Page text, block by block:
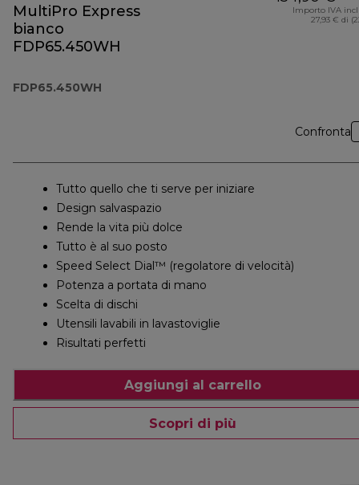
MultiPro Express
bianco
FDP65.450WH
FDP65.450WH
Importo IVA
27,93 € di
Confronta
Tutto quello che ti serve per iniziare
Design salvaspazio
Rende la vita più dolce
Tutto è al suo posto
Speed Select Dial™ (regolatore di velocità)
Potenza a portata di mano
Scelta di dischi
Utensili lavabili in lavastoviglie
Risultati perfetti
Aggiungi al carrello
Scopri di più